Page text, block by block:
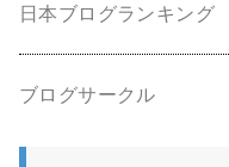
日本ブログランキング
ブログサークル